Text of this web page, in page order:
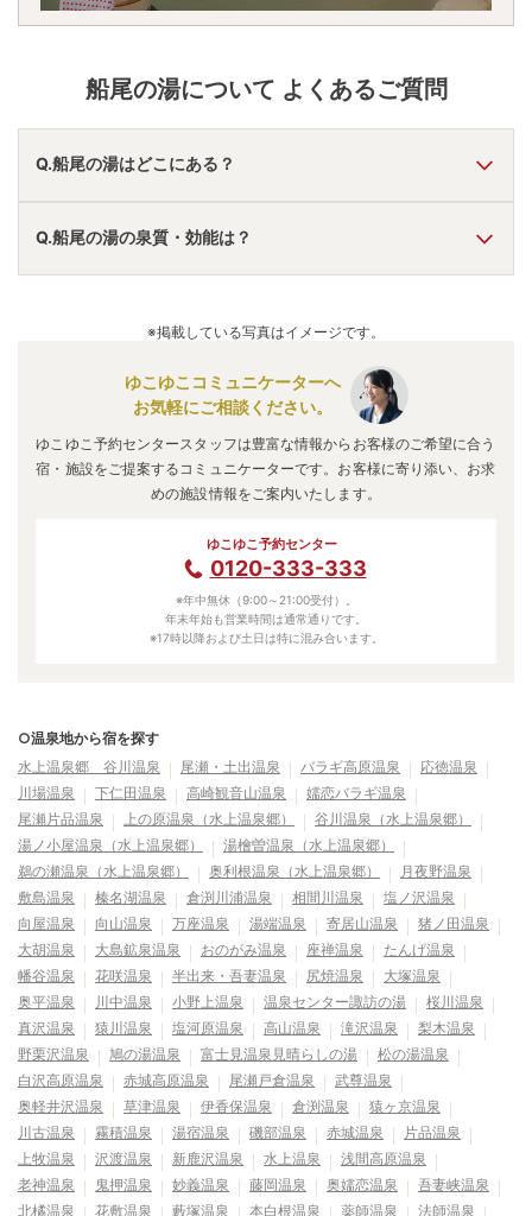
船尾の湯について よくあるご質問
Q.船尾の湯はどこにある？
A. 船尾の湯は、群馬県北群馬郡吉岡町漆原
車でお越しの方は、渋川伊香保ICから車で約8分。
電車でお越しの方は、群馬総社駅からタクシーで約5分。
Q.船尾の湯の泉質・効能は？
ウマチ、関節痛、疲労、婦人病、胃腸病、冷え性、動脈硬
化、皮膚病、打撲、糖尿病などと言われています。
※掲載している写真はイメージです。
ゆこゆこコミュニケーターへ
お気軽にご相談ください。
ゆこゆこ予約センタースタッフは豊富な情報からお客様のご希望に合う
宿・施設をご提案するコミュニケーターです。お客様に寄り添い、お求
めの施設情報をご案内いたします。
ゆこゆこ予約センター
0120-333-333
※年中無休（9:00～21:00受付）。
年末年始も営業時間は通常通りです。
※17時以降および土日は特に混み合います。
○温泉地から宿を探す
水上温泉郷 谷川温泉
尾瀬・土出温泉 バラギ高原温泉
応徳温泉
川場温泉
下仁田温泉 高崎観音山温泉
嬬恋バラギ温泉
尾瀬片品温泉
上の原温泉（水上温泉郷）
谷川温泉（水上温泉郷）
湯ノ小屋温泉（水上温泉郷）
湯檜曽温泉（水上温泉郷）
鵜の瀬温泉（水上温泉郷）
奥利根温泉（水上温泉郷）
月夜野温泉
敷島温泉
榛名湖温泉 倉渕川浦温泉 相間川温泉
塩ノ沢温泉
向屋温泉
向山温泉 万座温泉 湯端温泉 寄居山温泉
猪ノ田温泉
大胡温泉
大島鉱泉温泉 おのがみ温泉 座禅温泉
たんげ温泉
幡谷温泉
花咲温泉 半出来・吾妻温泉 尻焼温泉
大塚温泉
奥平温泉
川中温泉 小野上温泉 温泉センター諏訪の湯
桜川温泉
真沢温泉
猿川温泉 塩河原温泉 高山温泉 滝沢温泉
梨木温泉
野栗沢温泉
鳩の湯温泉 富士見温泉見晴らしの湯
松の湯温泉
白沢高原温泉
赤城高原温泉 尾瀬戸倉温泉
武尊温泉
奥軽井沢温泉
草津温泉 伊香保温泉 倉渕温泉
猿ヶ京温泉
川古温泉
霧積温泉 湯宿温泉 磯部温泉 赤城温泉
片品温泉
上牧温泉
沢渡温泉 新鹿沢温泉 水上温泉
浅間高原温泉
老神温泉
鬼押温泉 妙義温泉 藤岡温泉 奥嬬恋温泉
吾妻峡温泉
北橘温泉
花敷温泉 藪塚温泉 本白根温泉 薬師温泉 法師温泉